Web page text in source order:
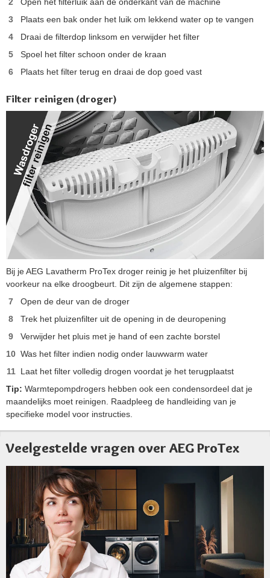
Plaats een bak onder het luik om lekkend water op te vangen
Draai de filterdop linksom en verwijder het filter
Spoel het filter schoon onder de kraan
Plaats het filter terug en draai de dop goed vast
Filter reinigen (droger)
Bij je AEG Lavatherm ProTex droger reinig je het pluizenfilter bij
voorkeur na elke droogbeurt. Dit zijn de algemene stappen:
Open de deur van de droger
Trek het pluizenfilter uit de opening in de deuropening
Verwijder het pluis met je hand of een zachte borstel
Was het filter indien nodig onder lauwwarm water
Laat het filter volledig drogen voordat je het terugplaatst
Tip: Warmtepompdrogers hebben ook een condensordeel dat je
maandelijks moet reinigen. Raadpleeg de handleiding van je
specifieke model voor instructies.
Veelgestelde vragen over AEG ProTex